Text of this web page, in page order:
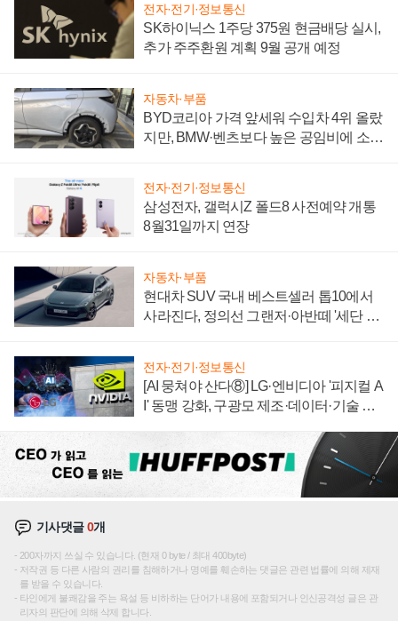
전자·전기·정보통신
SK하이닉스 1주당 375원 현금배당 실시,
추가 주주환원 계획 9월 공개 예정
자동차·부품
BYD코리아 가격 앞세워 수입차 4위 올랐
지만, BMW·벤츠보다 높은 공임비에 소비
전자·전기·정보통신
삼성전자, 갤럭시Z 폴드8 사전예약 개통
8월31일까지 연장
자동차·부품
현대차 SUV 국내 베스트셀러 톱10에서
사라진다, 정의선 그랜저·아반떼 '세단 쌍
전자·전기·정보통신
[AI 뭉쳐야 산다⑧] LG·엔비디아 '피지컬 A
I' 동맹 강화, 구광모 제조·데이터·기술 결
기사댓글0개
200자까지 쓰실 수 있습니다. (현재 0 byte / 최대 400byte)
저작권 등 다른 사람의 권리를 침해하거나 명예를 훼손하는 댓글은 관련 법률에 의해 제재
를 받을 수 있습니다.
타인에게 불쾌감을 주는 욕설 등 비하하는 단어가 내용에 포함되거나 인신공격성 글은 관
리자의 판단에 의해 삭제 합니다.